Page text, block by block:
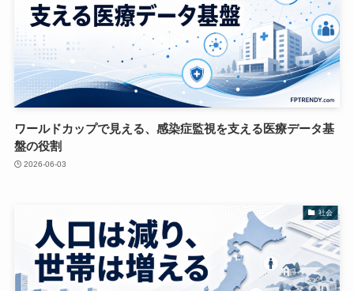
ワールドカップで見える、感染症監視を支える医療データ基
盤の役割
2026-06-03
社会